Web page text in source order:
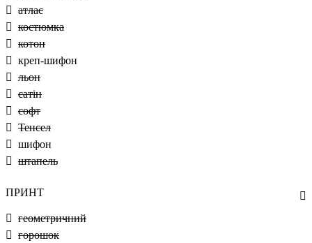
атлас
костюмка
котон
креп-шифон
льон
сатін
софт
Тенсел
шифон
штапель
ПРИНТ
геометричний
горошок